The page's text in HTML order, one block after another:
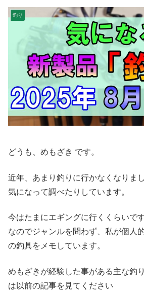
釣り
どうも、めもざき です。
近年、あまり釣りに行かなくなりま
気になって調べたりしています。
今はたまにエギングに行くくらいで
なのでジャンルを問わず、私が個人
の釣具をメモしています。
めもざきが経験した事がある主な釣
は以前の記事を見てください